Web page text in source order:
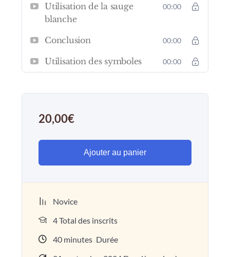
Utilisation de la sauge
blanche
00:00
Conclusion 00:00
Utilisation des symboles 00:00
20,00€
Ajouter au panier
Novice
4 Total des inscrits
40 minutes Durée